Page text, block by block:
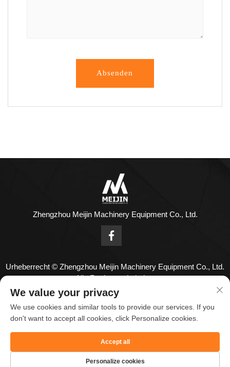
Absenden
Zhengzhou Meijin Machinery Equipment Co., Ltd.
Urheberrecht © Zhengzhou Meijin Machinery Equipment Co., Ltd.
Alle Rechte vorbehalten
KONTAKTIEREN SIE UNS
Address: Nr. 1808, 18. Stock, Zhenghong Center, Nr. 126
+86-18836955820
E-Mail:[email protected]
We value your privacy
We use cookies and similar tools to provide our services. If you
don't want to accept all cookies, click Personalize cookies.
Personalize cookies
Accept all